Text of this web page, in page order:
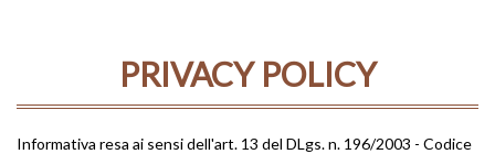
PRIVACY POLICY
Informativa resa ai sensi dell'art. 13 del DLgs. n. 196/2003 - Codice